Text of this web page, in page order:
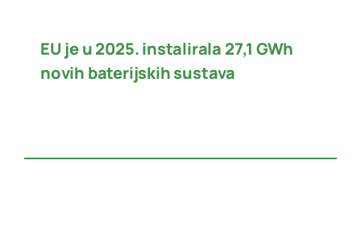
EU je u 2025. instalirala 27,1 GWh
novih baterijskih sustava